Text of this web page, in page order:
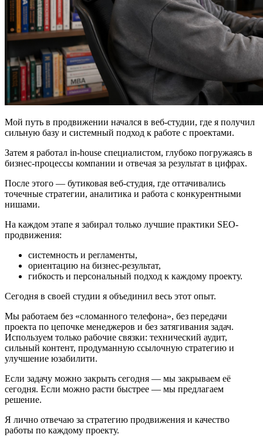
Мой путь в продвижении начался в веб-студии, где я получил
сильную базу и системный подход к работе с проектами.
Затем я работал in-house специалистом, глубоко погружаясь в
бизнес-процессы компании и отвечая за результат в цифрах.
После этого — бутиковая веб-студия, где оттачивались
точечные стратегии, аналитика и работа с конкурентными
нишами.
На каждом этапе я забирал только лучшие практики SEO-
продвижения:
системность и регламенты,
ориентацию на бизнес-результат,
гибкость и персональный подход к каждому проекту.
Сегодня в своей студии я объединил весь этот опыт.
Мы работаем без «сломанного телефона», без передачи
проекта по цепочке менеджеров и без затягивания задач.
Используем только рабочие связки: технический аудит,
сильный контент, продуманную ссылочную стратегию и
улучшение юзабилити.
Если задачу можно закрыть сегодня — мы закрываем её
сегодня. Если можно расти быстрее — мы предлагаем
решение.
Я лично отвечаю за стратегию продвижения и качество
работы по каждому проекту.